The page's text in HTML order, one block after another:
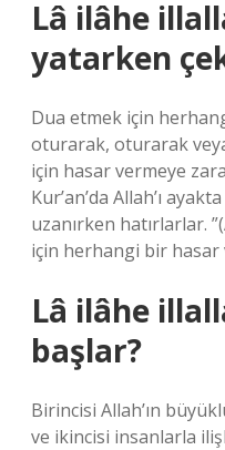
Lâ ilâhe
yatarken
Dua etmek için
oturarak, oturarak
için hasar vermeye
Kur’an’da Allah’ı
uzanırken hatırlarlar.
için herhangi bir hasar
Lâ ilâhe
başlar?
Birincisi Allah’ın
ve ikincisi insanlarla